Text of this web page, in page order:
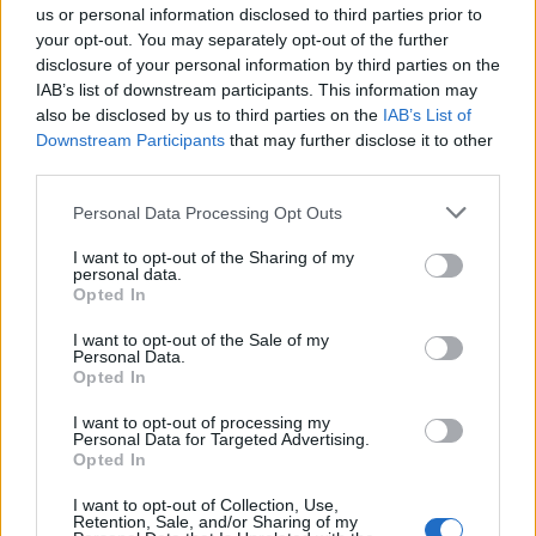
us or personal information disclosed to third parties prior to
your opt-out. You may separately opt-out of the further
disclosure of your personal information by third parties on the
IAB’s list of downstream participants. This information may
also be disclosed by us to third parties on the IAB’s List of
Downstream Participants that may further disclose it to other
Personal Data Processing Opt Outs
I want to opt-out of the Sharing of my
personal data.
Opted In
I want to opt-out of the Sale of my
Personal Data.
Opted In
I want to opt-out of processing my
Personal Data for Targeted Advertising.
Opted In
I want to opt-out of Collection, Use,
Retention, Sale, and/or Sharing of my
SafeJournalists
kundërshton rregullat e
reja të GJKKO-së për
median: Të rishikohen
kufizimet ndaj gazetarëve
dhe informimit publik
Nënë e bir humbën jetën
në aksidentin tragjik/
Ishin nisur për në punë,
por fati u kishte rezervuar
udhëtimin e fundit (FOTO)
Vala përvëluese godet
Europën, temperatura
rekord dhe mijëra jetë të
humbura nga nxehtësia
Europa nën pushtetin e të
shpall alarm të kuq në të
gjitha qytetet kryesore!
temperatura rekord